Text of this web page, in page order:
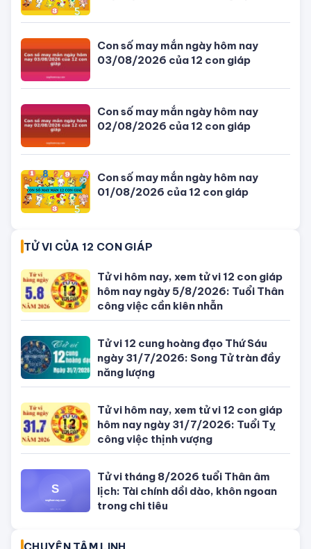
04/08/2026 của 12 con giáp
03/08/2026 của 12 con giáp
02/08/2026 của 12 con giáp
TỬ VI CỦA 12 CON GIÁP
Tử vi hôm nay, xem tử vi 12 con giáp
hôm nay ngày 5/8/2026: Tuổi Thân
công việc cần kiên nhẫn
Tử vi 12 cung hoàng đạo Thứ Sáu
ngày 31/7/2026: Song Tử tràn đầy
năng lượng
Tử vi hôm nay, xem tử vi 12 con giáp
hôm nay ngày 31/7/2026: Tuổi Tỵ
công việc thịnh vượng
Tử vi tháng 8/2026 tuổi Thân âm